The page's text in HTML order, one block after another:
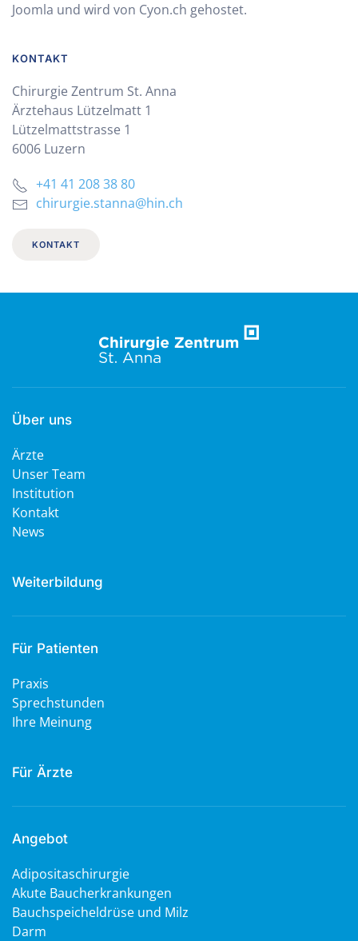
Joomla und wird von Cyon.ch gehostet.
KONTAKT
Chirurgie Zentrum St. Anna
Ärztehaus Lützelmatt 1
Lützelmattstrasse 1
6006 Luzern
+41 41 208 38 80
chirurgie.stanna@hin.ch
KONTAKT
Über uns
Ärzte
Unser Team
Institution
Kontakt
News
Weiterbildung
Für Patienten
Praxis
Sprechstunden
Ihre Meinung
Für Ärzte
Angebot
Adipositaschirurgie
Akute Baucherkrankungen
Bauchspeicheldrüse und Milz
Darm